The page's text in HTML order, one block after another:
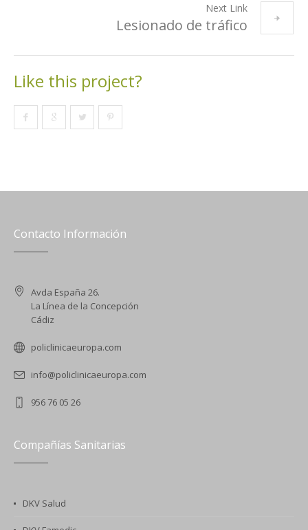
Next Link
Lesionado de tráfico
Like this project?
Contacto Información
Avda España 26.
La Línea de la Concepción
Cádiz
policlinicaeuropa.com
info@policlinicaeuropa.com
956 76 05 26
Compañías Sanitarias
DKV Salud